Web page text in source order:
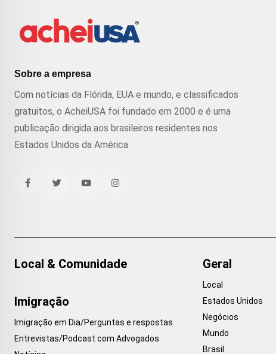
Sobre a empresa
Com notícias da Flórida, EUA e mundo, e classificados
gratuitos, o AcheiUSA foi fundado em 2000 e é uma
publicação dirigida aos brasileiros residentes nos
Estados Unidos da América
Local & Comunidade
Imigração
Imigração em Dia/Perguntas e respostas
Entrevistas/Podcast com Advogados
Geral
Local
Estados Unidos
Negócios
Mundo
Brasil